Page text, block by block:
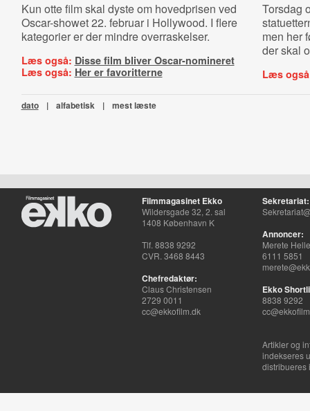
Kun otte film skal dyste om hovedprisen ved
Oscar-showet 22. februar i Hollywood. I flere
kategorier er der mindre overraskelser.
Læs også: Disse film bliver Oscar-nomineret
Læs også: Her er favoritterne
Torsdag
men her
der skal
Læs
dato | alfabetisk | mest læste
Filmmagasinet Ekko
Wildersgade 32, 2. sal
1408 København K
Tlf. 8838 9292
CVR. 3468 8443
Chefredaktør:
Claus Christensen
2729 0011
cc@ekkofilm.dk
Sekretariat:
Annoncer:
Merete
6111 5851
Ekko
8838 9292
Artikler og
indekseres
distribueres